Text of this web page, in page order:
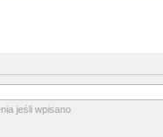
jeśli wpisano